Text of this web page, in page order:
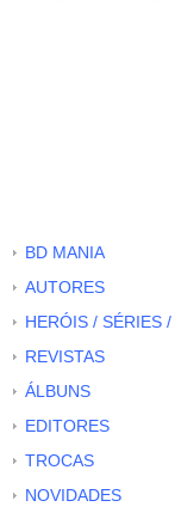
BD MANIA
AUTORES
HERÓIS / SÉRIES
REVISTAS
ÁLBUNS
EDITORES
TROCAS
NOVIDADES